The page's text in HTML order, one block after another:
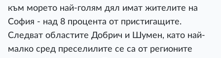
към морето най-голям дял имат жителите на
София - над 8 процента от пристигащите.
Следват областите Добрич и Шумен, като най-
малко сред преселилите се са от регионите